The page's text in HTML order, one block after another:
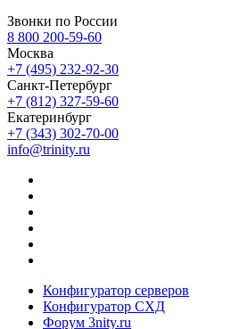
Звонки по России
8 800 200-59-60
Москва
+7 (495) 232-92-30
Санкт-Петербург
+7 (812) 327-59-60
Екатеринбург
+7 (343) 302-70-00
info@trinity.ru
Конфигуратор серверов
Конфигуратор СХД
Форум 3nity.ru